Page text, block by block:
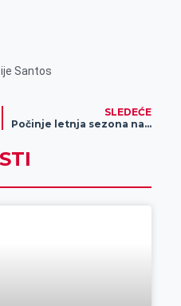
Santos
SLEDEĆE
Počinje letnja sezona na Gradskom bazenu u Zrenjaninu